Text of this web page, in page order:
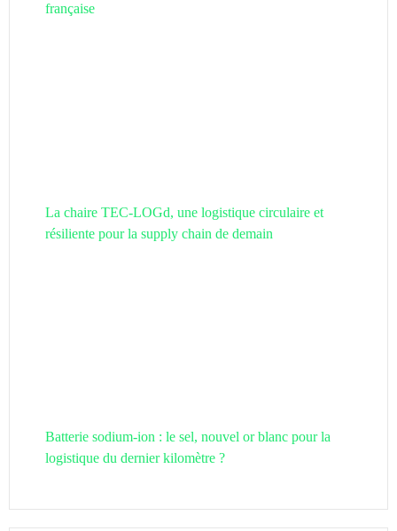
française
La chaire TEC-LOGd, une logistique circulaire et
résiliente pour la supply chain de demain
Batterie sodium-ion : le sel, nouvel or blanc pour la
logistique du dernier kilomètre ?